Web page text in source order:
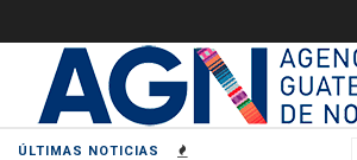
ÚLTIMAS NOTICIAS